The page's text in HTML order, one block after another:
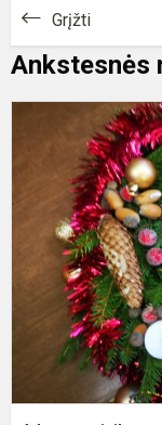
Grįžti
Ankstesnės